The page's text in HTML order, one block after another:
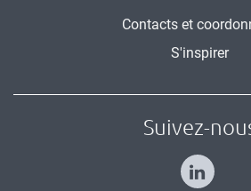
Contacts et
S'inspirer
Suivez-